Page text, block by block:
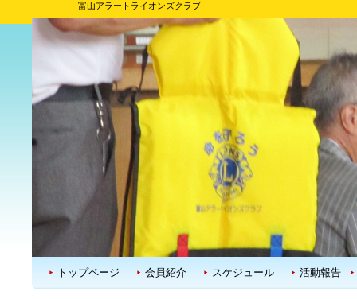
富山アラートライオンズクラブ
トップページ 会員紹介 スケジュール 活動報告